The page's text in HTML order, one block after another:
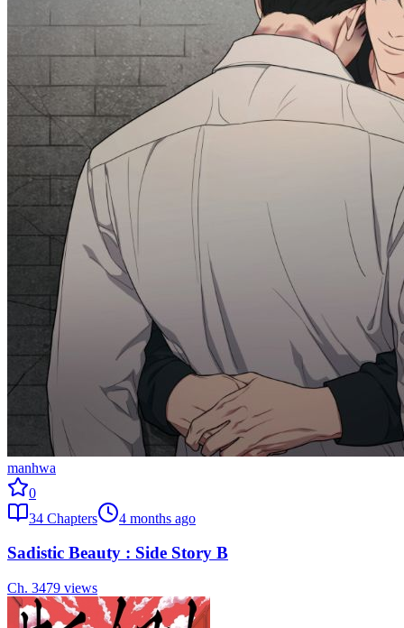
manhwa
0
34 Chapters 4 months ago
Sadistic Beauty : Side Story B
Ch. 3479 views